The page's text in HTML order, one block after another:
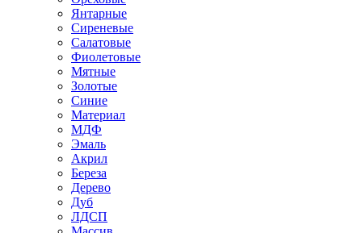
Янтарные
Сиреневые
Салатовые
Фиолетовые
Мятные
Золотые
Синие
Материал
МДФ
Эмаль
Акрил
Береза
Дерево
Дуб
ЛДСП